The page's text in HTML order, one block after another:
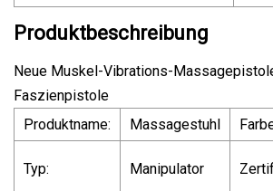
Produktbeschreibung
Neue Muskel-Vibrations-
Faszienpistole
Produktname:
Massagestuhl
Typ: Manipulator